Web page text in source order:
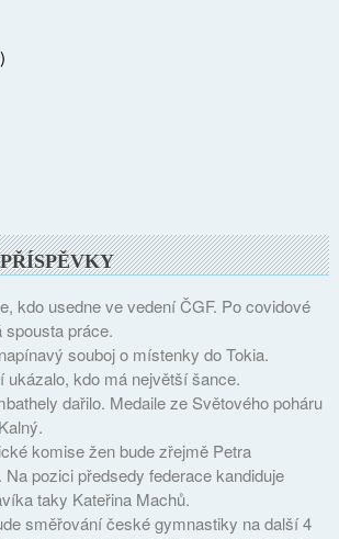
kdo usedne ve vedení ČGF. Po covidové
práce.
souboj o místenky do Tokia.
ukázalo, kdo má největší šance.
dařilo. Medaile ze Světového poháru
komise žen bude zřejmě Petra
pozici předsedy federace kandiduje
taky Kateřina Machů.
směřování české gymnastiky na další 4